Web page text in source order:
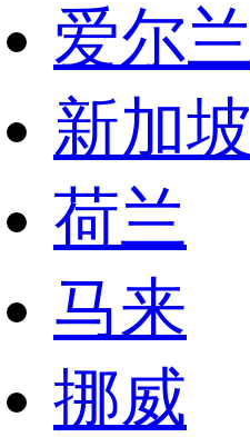
爱尔兰
新加坡
荷兰
马来
挪威